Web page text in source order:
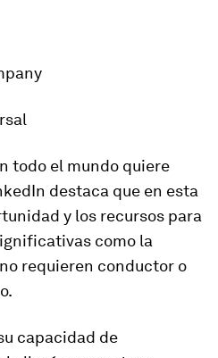
todo el mundo quiere
destaca que en esta
y los recursos para
como la
requieren conductor o
.
capacidad de